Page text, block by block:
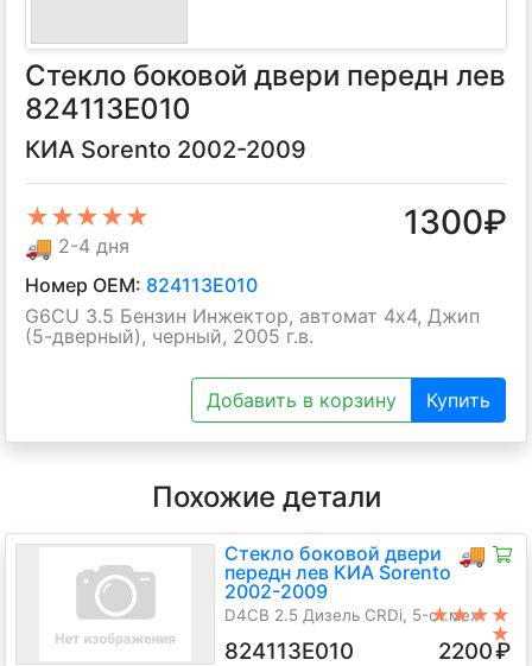
Стекло боковой двери передн лев
824113E010
КИА Sorento 2002-2009
★★★★★
🚚 2-4 дня
1300₽
Номер OEM: 824113E010
G6CU 3.5 Бензин Инжектор, автомат 4х4, Джип
(5-дверный), черный, 2005 г.в.
Добавить в корзину Купить
Похожие детали
🚚
Стекло боковой двери
передн лев КИА Sorento
2002-2009
D4CB 2.5 Дизель CRDi, 5-ст.мех
2004 г.в.
★★★★
★
824113E010 2200₽